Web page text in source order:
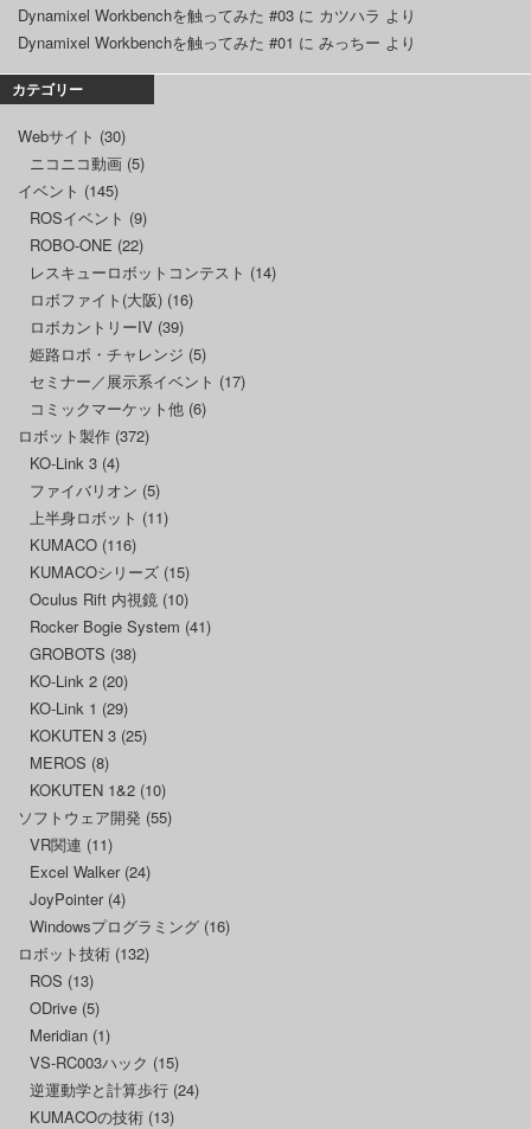
Dynamixel Workbenchを触ってみた #03 に カツハラ より
Dynamixel Workbenchを触ってみた #01 に みっちー より
カテゴリー
Webサイト (30)
ニコニコ動画 (5)
イベント (145)
ROSイベント (9)
ROBO-ONE (22)
レスキューロボットコンテスト (14)
ロボファイト(大阪) (16)
ロボカントリーIV (39)
姫路ロボ・チャレンジ (5)
セミナー／展示系イベント (17)
コミックマーケット他 (6)
ロボット製作 (372)
KO-Link 3 (4)
ファイバリオン (5)
上半身ロボット (11)
KUMACO (116)
KUMACOシリーズ (15)
Oculus Rift 内視鏡 (10)
Rocker Bogie System (41)
GROBOTS (38)
KO-Link 2 (20)
KO-Link 1 (29)
KOKUTEN 3 (25)
MEROS (8)
KOKUTEN 1&2 (10)
ソフトウェア開発 (55)
VR関連 (11)
Excel Walker(24)
JoyPointer(4)
Windowsプログラミング (16)
ロボット技術 (132)
ROS (13)
ODrive (5)
Meridian (1)
VS-RC003ハック (15)
逆運動学と計算歩行 (24)
KUMACOの技術 (13)